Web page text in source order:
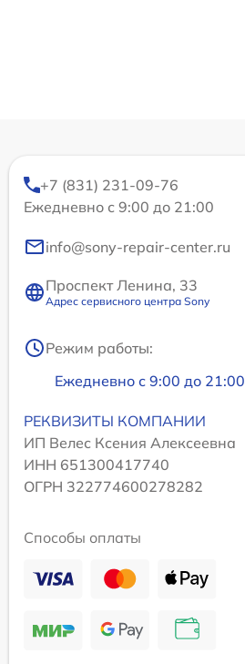
+7 (831) 231-09-76
Ежедневно с 9:00 до 21:00
info@sony-repair-center.ru
Проспект Ленина, 33
Адрес сервисного центра Sony
Режим работы:
Ежедневно с 9:00 до 21:00
РЕКВИЗИТЫ КОМПАНИИ
ИП Велес Ксения Алексеевна
ИНН 651300417740
ОГРН 322774600278282
Способы оплаты